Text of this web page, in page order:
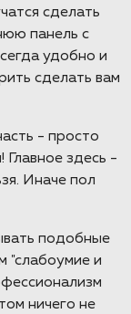
сделать
панель с
удобно и
сделать вам
- просто
здесь -
Иначе пол
подобные
"слабоумие и
ничего не